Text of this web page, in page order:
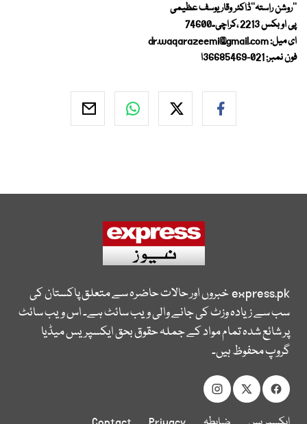
''روشن راستہ''ڈاکٹر وقار یوسف عظیمی
پی او بکس 2213 ،کراچی۔74600
ای میل:dr.waqarazeemi@gmail.com
فون نمبر: 021-36685469ا
express.pkخبروں اور حالات حاضرہ سے متعلق پاکستان کی
سب سے زیادہ وزٹ کی جانے والی ویب سائٹ ہے۔ اس ویب سائٹ
پر شائع شدہ تمام مواد کے جملہ حقوق بحق ایکسپریس میڈیا
گروپ محفوظ ہیں۔